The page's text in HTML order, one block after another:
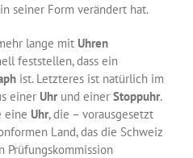
seiner Form verändert hat.
lange mit Uhren
feststellen, dass ein
ist. Letzteres ist natürlich im
einer Uhr und einer Stoppuhr.
eine Uhr, die – vorausgesetzt
Land, das die Schweiz
Prüfungskommission